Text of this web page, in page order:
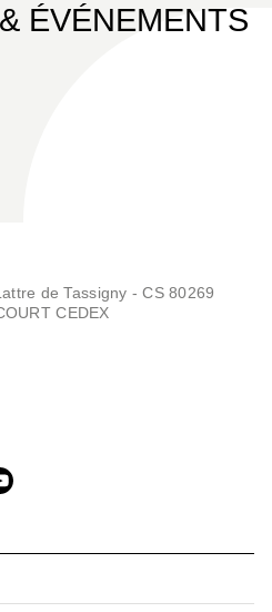
ÉVÉNEMENTS
de Tassigny - CS 80269
CEDEX